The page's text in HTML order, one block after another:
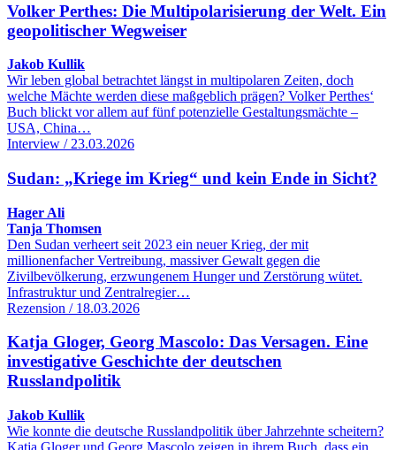
Volker Perthes: Die Multipolarisierung der Welt. Ein
geopolitischer Wegweiser
Jakob Kullik
Wir leben global betrachtet längst in multipolaren Zeiten, doch
welche Mächte werden diese maßgeblich prägen? Volker Perthes‘
Buch blickt vor allem auf fünf potenzielle Gestaltungsmächte –
USA, China…
Interview / 23.03.2026
Sudan: „Kriege im Krieg“ und kein Ende in Sicht?
Hager Ali
Tanja Thomsen
Den Sudan verheert seit 2023 ein neuer Krieg, der mit
millionenfacher Vertreibung, massiver Gewalt gegen die
Zivilbevölkerung, erzwungenem Hunger und Zerstörung wütet.
Infrastruktur und Zentralregier…
Rezension / 18.03.2026
Katja Gloger, Georg Mascolo: Das Versagen. Eine
investigative Geschichte der deutschen
Russlandpolitik
Jakob Kullik
Wie konnte die deutsche Russlandpolitik über Jahrzehnte scheitern?